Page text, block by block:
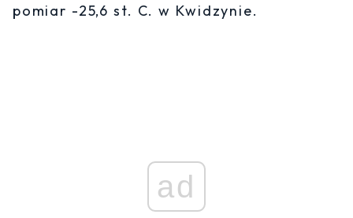
pomiar -25,6 st. C. w Kwidzynie.
ad